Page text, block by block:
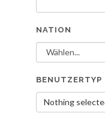
NATION
BENUTZERTYP
Nothing